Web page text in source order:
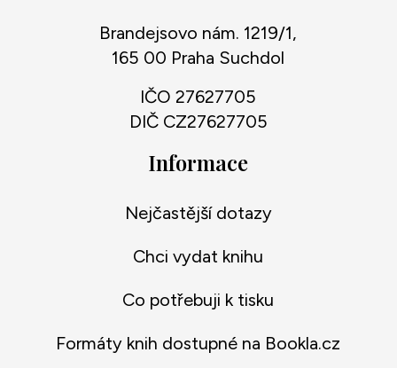
Brandejsovo nám. 1219/1,
165 00 Praha Suchdol
IČO 27627705
DIČ CZ27627705
Informace
Nejčastější dotazy
Chci vydat knihu
Co potřebuji k tisku
Formáty knih dostupné na Bookla.cz